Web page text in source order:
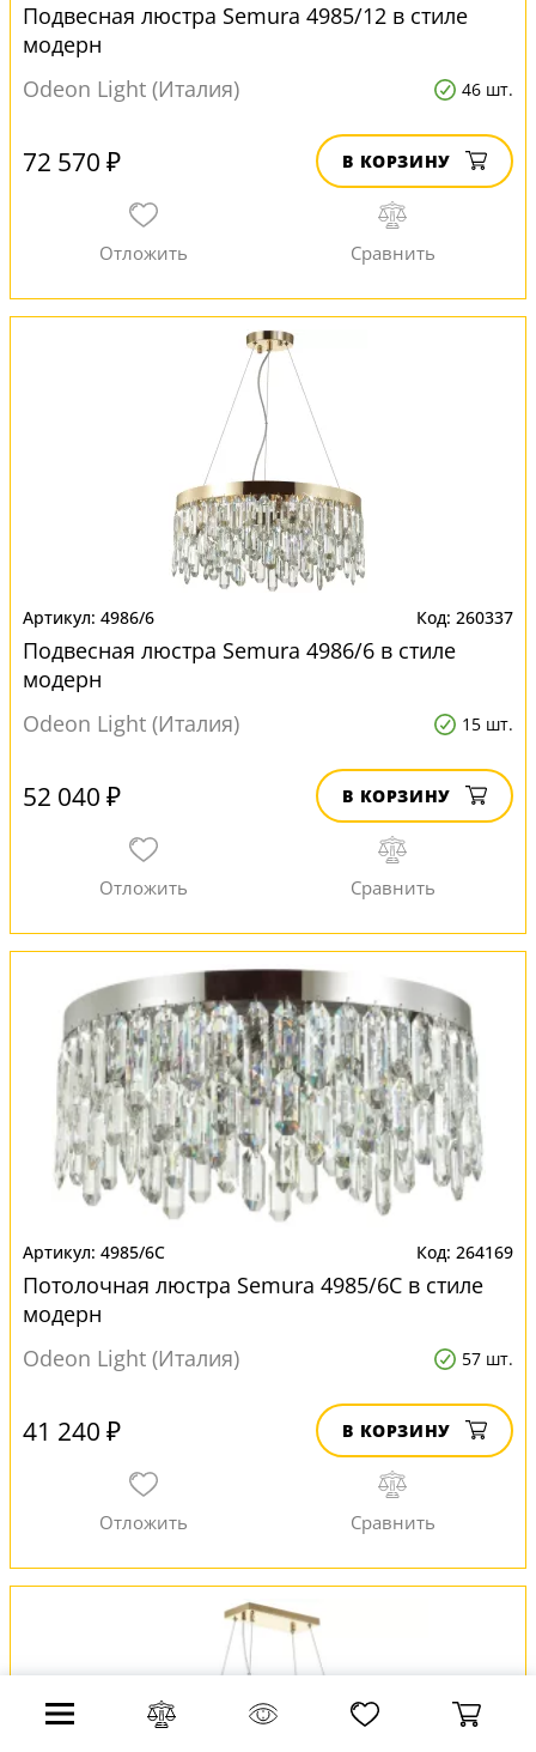
Подвесная люстра Semura 4985/12 в стиле
модерн
Odeon Light (Италия)
46 шт.
72 570 ₽ В КОРЗИНУ
4986/6 260337
Подвесная люстра Semura 4986/6 в стиле
модерн
Odeon Light (Италия)
15 шт.
52 040 ₽ В КОРЗИНУ
4985/6C 264169
Потолочная люстра Semura 4985/6C в стиле
модерн
Odeon Light (Италия)
57 шт.
41 240 ₽ В КОРЗИНУ